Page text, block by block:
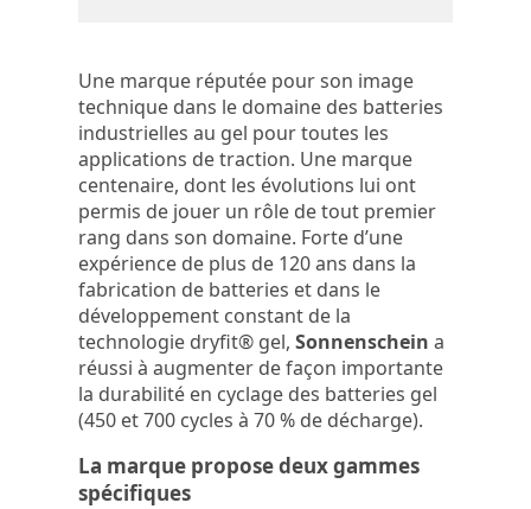
Une marque réputée pour son image
technique dans le domaine des batteries
industrielles au gel pour toutes les
applications de traction. Une marque
centenaire, dont les évolutions lui ont
permis de jouer un rôle de tout premier
rang dans son domaine. Forte d’une
expérience de plus de 120 ans dans la
fabrication de batteries et dans le
développement constant de la
technologie dryfit® gel, Sonnenschein a
réussi à augmenter de façon importante
la durabilité en cyclage des batteries gel
(450 et 700 cycles à 70 % de décharge).
La marque propose deux gammes
spécifiques